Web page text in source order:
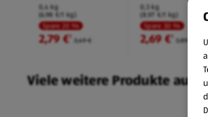
0,4 kg
(6,98 €/1 kg)
Spare 20 %
2,79 €² 3,49 €
0,3 kg
(8,97 €/1 kg)
Spare 30 %
2,69 €² 3,89 €
Viele weitere Produkte aus